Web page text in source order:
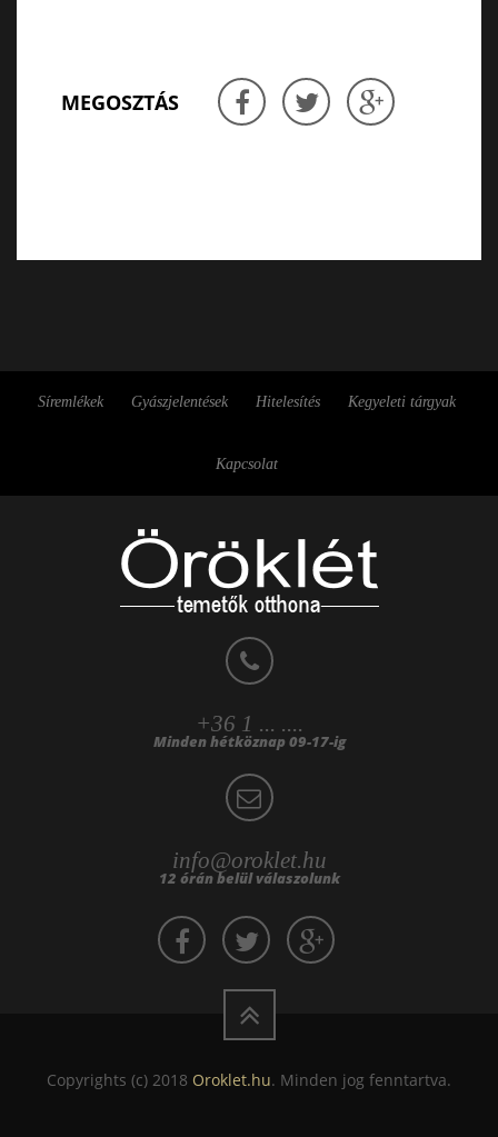
MEGOSZTÁS
Síremlékek Gyászjelentések Hitelesítés Kegyeleti tárgyak
Kapcsolat
+36 1 ... ....
Minden hétköznap 09-17-ig
info@oroklet.hu
12 órán belül válaszolunk
Copyrights (c) 2018 Oroklet.hu. Minden jog fenntartva.